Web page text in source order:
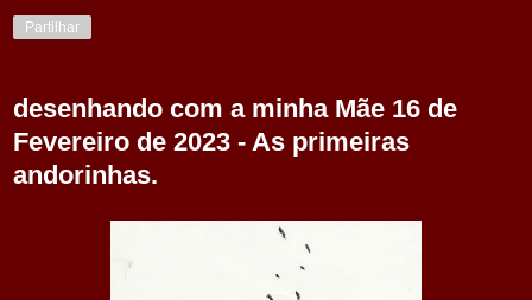
Partilhar
desenhando com a minha Mãe 16 de
Fevereiro de 2023 - As primeiras
andorinhas.